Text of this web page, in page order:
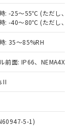
: -25～55℃ (ただし、氷
: -40～80℃ (ただし、氷
: 35～85%RH
前面: IP66、NEMA4X,
II
5-1)
る必要が
当社にご
て、当社
当社の製
との取
すること
共同利
る法人を
するこ
証明書
証明す
明する
へお問
ンセル